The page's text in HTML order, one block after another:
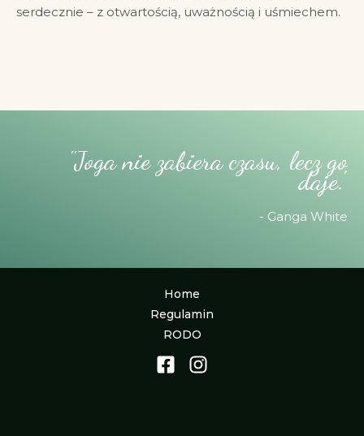
serdecznie – z otwartością, uważnością i uśmiechem.
"Joga nie zabiera czasu, lecz go
daje."
- Ganga White
Home
Regulamin
RODO